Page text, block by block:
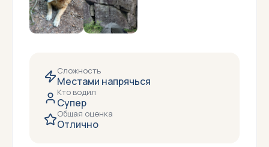
Сложность
Местами напрячься
Кто водил
Супер
Общая оценка
Отлично